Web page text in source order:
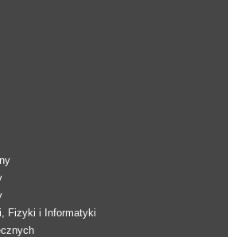
Fizyki i Informatyki